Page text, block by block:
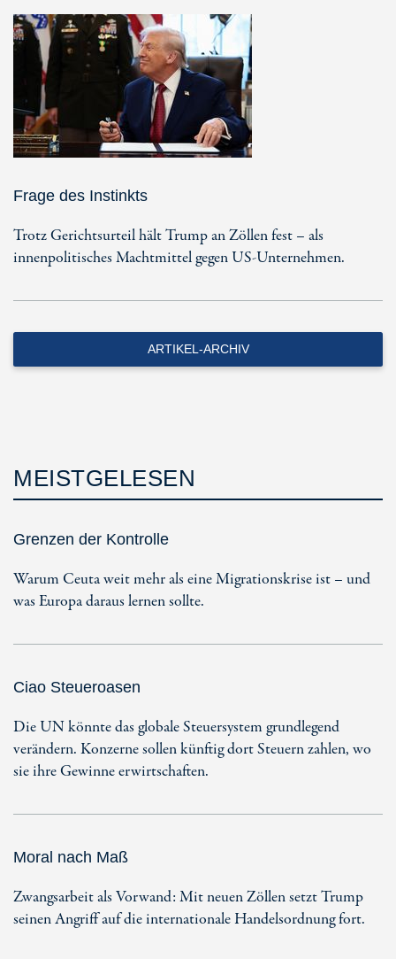
Frage des Instinkts
Trotz Gerichtsurteil hält Trump an Zöllen fest – als
innenpolitisches Machtmittel gegen US-Unternehmen.
ARTIKEL-ARCHIV
MEISTGELESEN
Grenzen der Kontrolle
Warum Ceuta weit mehr als eine Migrationskrise ist – und
was Europa daraus lernen sollte.
Ciao Steueroasen
Die UN könnte das globale Steuersystem grundlegend
verändern. Konzerne sollen künftig dort Steuern zahlen, wo
sie ihre Gewinne erwirtschaften.
Moral nach Maß
Zwangsarbeit als Vorwand: Mit neuen Zöllen setzt Trump
seinen Angriff auf die internationale Handelsordnung fort.